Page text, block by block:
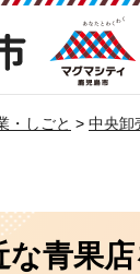
マグマシティ
鹿児島市
・しごと > 中央卸
な青果